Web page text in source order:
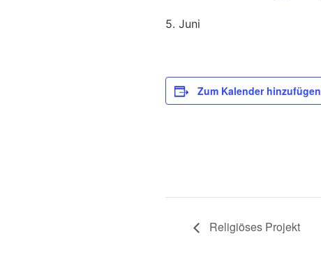
5. Juni
Zum Kalender hinzufügen
Religiöses Projekt